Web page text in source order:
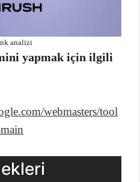
analizi
yapmak için ilgili
webmasters/tool